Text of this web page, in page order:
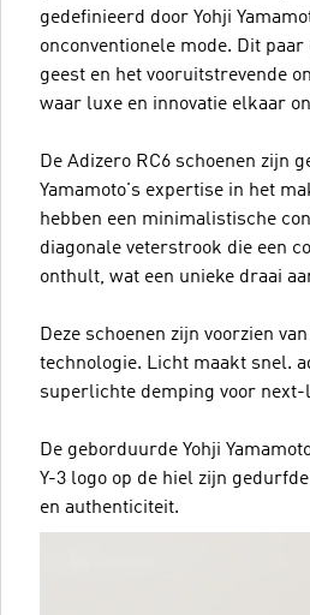
gedefinieerd door Yohji
onconventionele mode. Dit
geest en het vooruitstrevende
waar luxe en innovatie elkaar
De Adizero RC6 schoenen zijn
Yamamoto's expertise in het
hebben een minimalistische
diagonale veterstrook die een
onthult, wat een unieke draai
Deze schoenen zijn voorzien
technologie. Licht maakt snel.
superlichte demping voor next-
De geborduurde Yohji
Y-3 logo op de hiel zijn
en authenticiteit.